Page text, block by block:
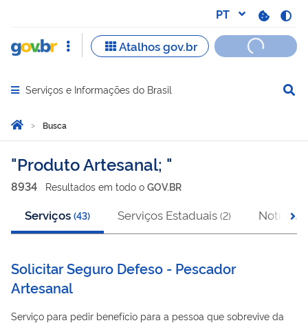
Abrir menu principal de navegação
Serviços e Informações do Brasil
Você está aqui:
Página Inicial
Busca
Busca
Produto Artesanal;
8934 Resultados em todo o GOV.BR
Serviços (43) Serviços Estaduais (2) Notícias
Solicitar Seguro Defeso - Pescador
Artesanal
Serviço para pedir benefício para a pessoa que sobrevive da